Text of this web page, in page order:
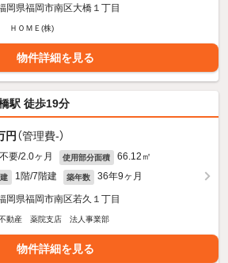
岡県福岡市南区大橋１丁目
ＨＯＭＥ(株)
物件詳細を見る
駅 徒歩19分
円 （管理費-）
不要/2.0ヶ月 使用部分面積 66.12㎡
1階/7階建 築年数 36年9ヶ月
岡県福岡市南区若久１丁目
動産 薬院支店 法人事業部
物件詳細を見る